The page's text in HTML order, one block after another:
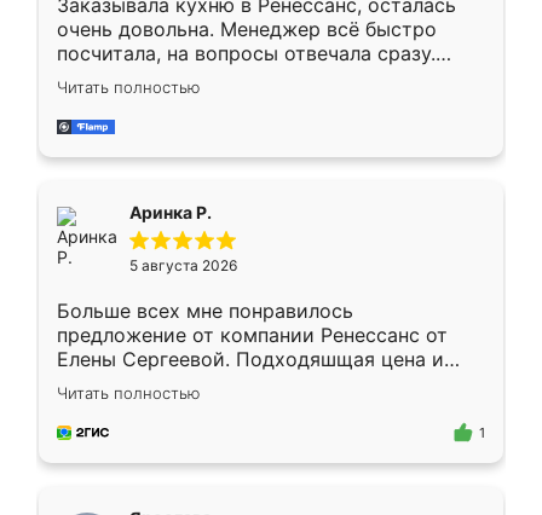
Заказывала кухню в Ренессанс, осталась
очень довольна. Менеджер всё быстро
посчитала, на вопросы отвечала сразу.
Замерщик приехал в субботу, подошёл к
делу со всей ответственностью. Собрали
за день, ребята работали аккуратно, даже
Читать полностью
Аринка Р.
5 августа 2026
Больше всех мне понравилось
предложение от компании Ренессанс от
Елены Сергеевой. Подходяшщая цена и
короткие сроки изготовления. Приехавший
для замера сотрудник Владислав
предложил по моему эскизу самый
Читать полностью
1